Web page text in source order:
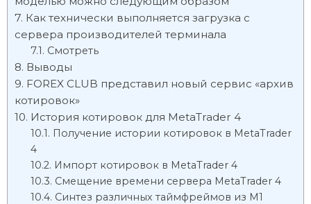
Как технически выполняется загрузка с
сервера производителей терминала
Смотреть
Выводы
FOREX CLUB представил новый сервис «архив
котировок»
История котировок для MetaTrader 4
Получение истории котировок в MetaTrader
4
Импорт котировок в MetaTrader 4
Смещение времени сервера MetaTrader 4
Синтез различных таймфреймов из М1